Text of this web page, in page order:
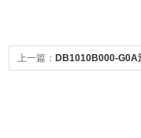
上一篇： DB1010B000-G0A